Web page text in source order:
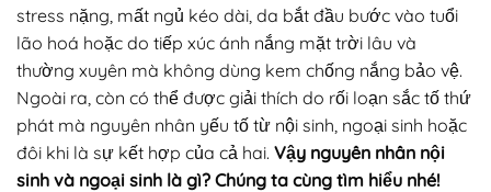
stress nặng, mất ngủ kéo dài, da bắt đầu bước vào tuổi
lão hoá hoặc do tiếp xúc ánh nắng mặt trời lâu và
thường xuyên mà không dùng kem chống nắng bảo vệ.
Ngoài ra, còn có thể được giải thích do rối loạn sắc tố thứ
phát mà nguyên nhân yếu tố từ nội sinh, ngoại sinh hoặc
đôi khi là sự kết hợp của cả hai. Vậy nguyên nhân nội
sinh và ngoại sinh là gì? Chúng ta cùng tìm hiểu nhé!